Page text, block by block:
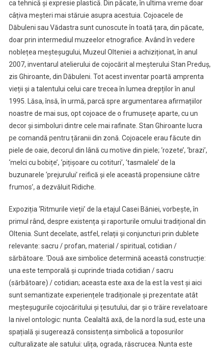
ca tehnică și expresie plastică. Din păcate, în ultima vreme doar
câțiva meșteri mai stăruie asupra acestuia. Cojoacele de
Dăbuleni sau Vădastra sunt cunoscute în toată țara, din păcate,
doar prin intermediul muzeelor etnografice. Având în vedere
noblețea meșteșugului, Muzeul Olteniei a achiziționat, în anul
2007, inventarul atelierului de cojocărit al meșterului Stan Preduș,
zis Ghiroante, din Dăbuleni. Tot acest inventar poartă amprenta
vieții și a talentului celui care trecea în lumea drepților în anul
1995. Lăsa, însă, în urmă, parcă spre argumentarea afirmațiilor
noastre de mai sus, opt cojoace de o frumusețe aparte, cu un
decor și simboluri dintre cele mai rafinate. Stan Ghiroante lucra
pe comandă pentru țăranii din zonă. Cojoacele erau făcute din
piele de oaie, decorul din lână cu motive din piele; ‘rozete’, ‘brazi’,
‘melci cu bobițe’, ‘pițișoare cu cotituri’, ‘tasmalele’ de la
buzunarele ‘prejurului’ reifică și ele această propensiune către
frumos’, a dezvăluit Ridiche.
Expoziția ‘Ritmurile vieții’ de la etajul Casei Băniei, vorbește, în
primul rând, despre existența și raporturile omului tradițional din
Oltenia. Sunt decelate, astfel, relații și conjuncturi prin dublete
relevante: sacru / profan, material / spiritual, cotidian /
sărbătoare. ‘Două axe simbolice determină această construcție:
una este temporală și cuprinde triada cotidian / sacru
(sărbătoare) / cotidian; aceasta este axa de la est la vest și aici
sunt semantizate experiențele tradiționale și prezentate atât
meșteșugurile cojocăritului și țesutului, dar și o trăire revelatoare
la nivel ontologic: nunta. Cealaltă axă, de la nord la sud, este una
spațială și sugerează consistența simbolică a toposurilor
culturalizate ale satului: ulița, ograda, răscrucea. Nunta este